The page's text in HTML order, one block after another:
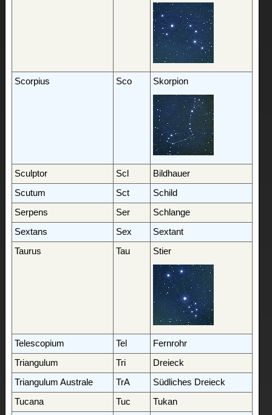
Scorpius Sco Skorpion
Sculptor Scl
Bildhauer
Scutum
Sct
Schild
Serpens
Ser
Schlange
Sextans
Sex
Sextant
Taurus
Tau Stier
Telescopium Tel
Fernrohr
Triangulum
Tri
Dreieck
Triangulum Australe
TrA
Südliches Dreieck
Tucana
Tuc
Tukan